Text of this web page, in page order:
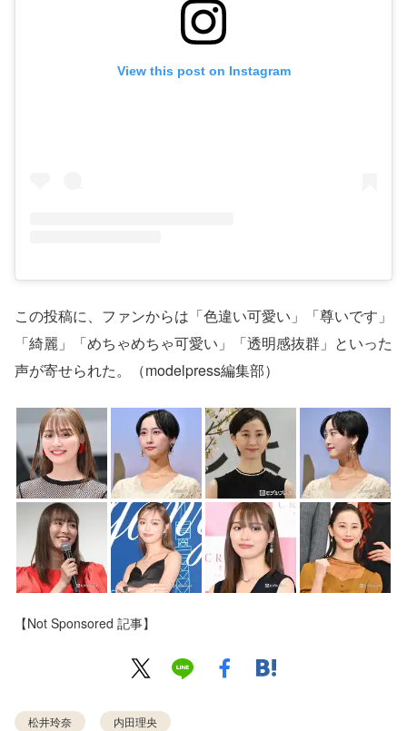
View this post on Instagram
この投稿に、ファンからは「色違い可愛い」「尊いです」
「綺麗」「めちゃめちゃ可愛い」「透明感抜群」といった
声が寄せられた。（modelpress編集部）
【Not Sponsored 記事】
松井玲奈 内田理央